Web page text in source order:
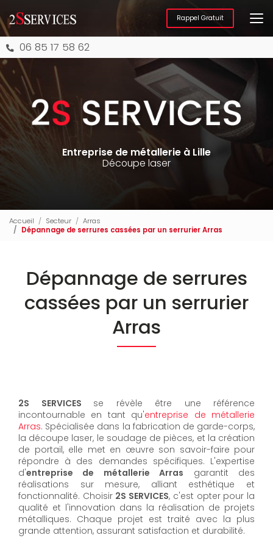
au
contenu
principal06 85 17 58 62
Rappel Gratuit
Entreprise de métallerie à Lille
Découpe laser
Accueil Secteur
Arras
Dépannage de serrures cassées par un serrurier Arras
Dépannage de serrures
cassées par un serrurier
Arras
2S SERVICES se révèle être une référence
incontournable en tant qu'entreprise de métallerie
Arras. Spécialisée dans la fabrication de garde-corps,
la découpe laser, le soudage de pièces, et la création
de portail, elle met en œuvre son savoir-faire pour
répondre à des demandes spécifiques. L'expertise
d'entreprise de métallerie Arras garantit des
réalisations sur mesure, alliant esthétique et
fonctionnalité. Choisir 2S SERVICES, c'est opter pour la
qualité et l'innovation dans la réalisation de projets
métalliques. Chaque projet est traité avec la plus
grande attention, assurant satisfaction et durabilité.